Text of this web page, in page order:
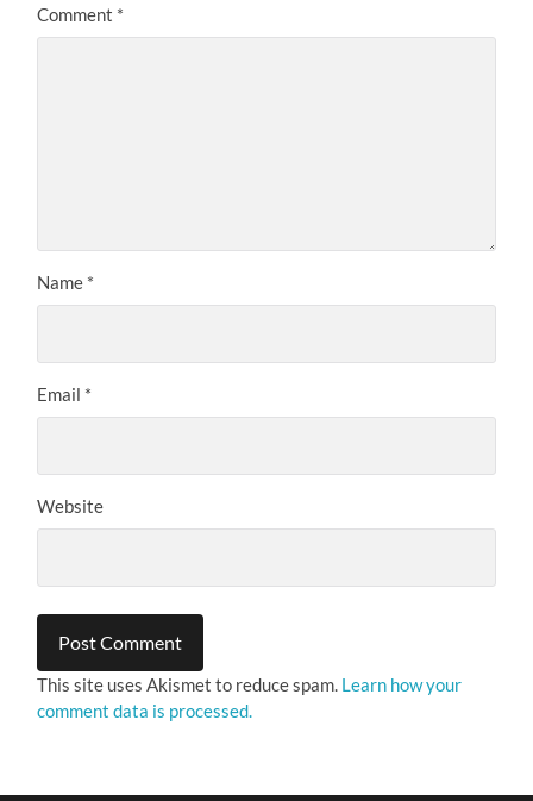
Comment *
Name *
Email *
Website
This site uses Akismet to reduce spam. Learn how your
comment data is processed.